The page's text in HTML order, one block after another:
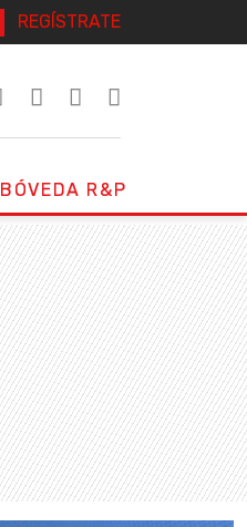
REGÍSTRATE
BÓVEDA R&P